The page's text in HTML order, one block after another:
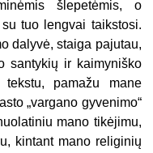
šlepetėmis, o
tuo lengvai taikstosi.
dalyvė, staiga pajutau,
santykių ir kaimyniško
pamažu mane
„vargano gyvenimo“
mano tikėjimu,
kintant mano religinių